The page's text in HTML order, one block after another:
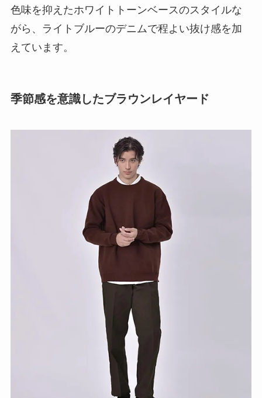
色味を抑えたホワイトトーンベースのスタイルな
がら、ライトブルーのデニムで程よい抜け感を加
えています。
季節感を意識したブラウンレイヤード